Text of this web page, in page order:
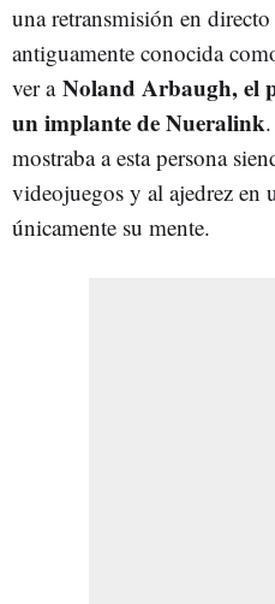
una retransmisión en
antiguamente conocida
ver a Noland Arbaugh, el
un implante de Nueralink
mostraba a esta persona
videojuegos y al ajedrez en
únicamente su mente.